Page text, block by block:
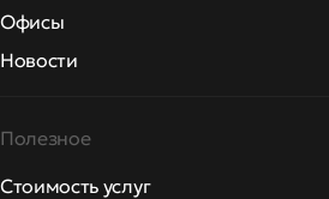
Офисы
Новости
Полезное
Стоимость услуг